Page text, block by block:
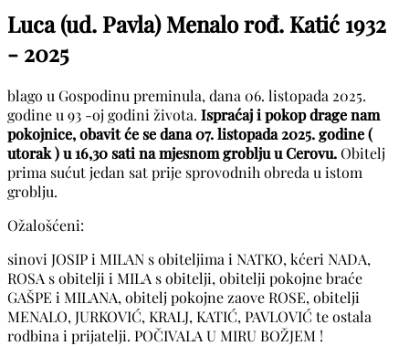
Luca (ud. Pavla) Menalo rođ. Katić 1932
- 2025
blago u Gospodinu preminula, dana 06. listopada 2025.
godine u 93 -oj godini života. Ispraćaj i pokop drage nam
pokojnice, obavit će se dana 07. listopada 2025. godine (
utorak ) u 16,30 sati na mjesnom groblju u Cerovu.Obitelj
prima sućut jedan sat prije sprovodnih obreda u istom
groblju.
Ožalošćeni:
sinovi JOSIP i MILAN s obiteljima i NATKO, kćeri NADA,
ROSA s obitelji i MILA s obitelji, obitelji pokojne braće
GAŠPE i MILANA, obitelj pokojne zaove ROSE, obitelji
MENALO, JURKOVIĆ, KRALJ, KATIĆ, PAVLOVIĆ te ostala
rodbina i prijatelji. POČIVALA U MIRU BOŽJEM !